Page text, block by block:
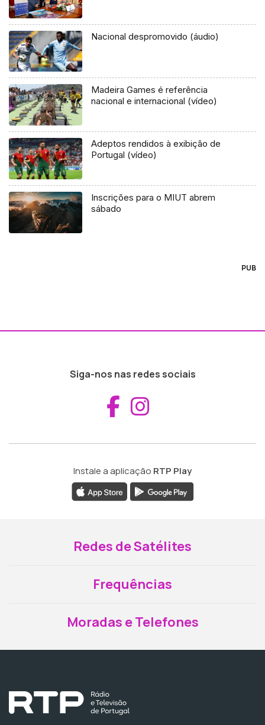
Nacional despromovido (áudio)
Madeira Games é referência
nacional e internacional (vídeo)
Adeptos rendidos à exibição de
Portugal (vídeo)
Inscrições para o MIUT abrem
sábado
PUB
Siga-nos nas redes sociais
Aceder ao
Instale a aplicação RTP Play
Redes de Satélites
Frequências
Moradas e Telefones